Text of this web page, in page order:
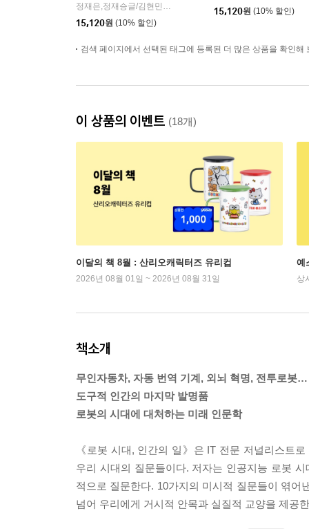
정재은,정재승글/김현민그림
얘들아모여
15,120원 (10% 할인)
15,120원 (10% 할인)
검색 페이지에서 선택된 태그에 등록된 더 많은 상품을 확인해
이 상품의 이벤트 (18개)
이달의 책 8월 : 산리오캐릭터즈 유리컵
2026년 08월 01일 ~ 2026년 08월 31일
예
상
책소개
무인자동차, 자동 번역 기계, 외뇌 혁명, 전투로봇…
도구적 인간의 마지막 발명품
로봇의 시대에 대처하는 미래 인문학
《로봇 시대, 인간의 일》은 IT 전문 저널리스트
우리 시대의 질문들이다. 저자는 인공지능 로봇
적으로 질문한다. 10가지의 미시적 질문들이 엮
넘어 우리에게 거시적 안목과 실질적 교양을 제공